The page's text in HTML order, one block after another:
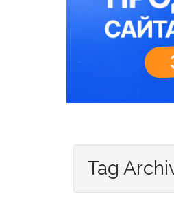
Tag